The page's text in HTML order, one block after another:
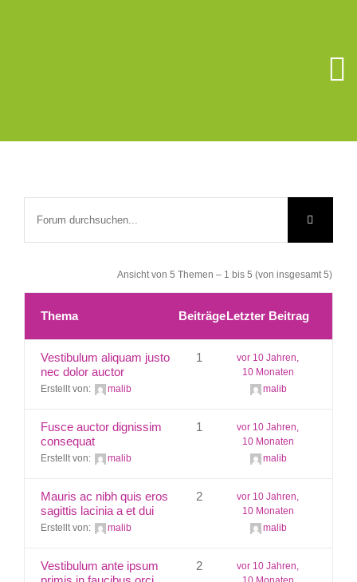
Schüler/
Ansicht von 5 Themen – 1 bis 5 (von insgesamt 5)
Thema BeiträgeLetzter Beitrag
Vestibulum aliquam justo
nec dolor auctor
Erstellt von: malib
1
vor 10 Jahren,
10 Monaten
malib
Fusce auctor dignissim
consequat
Erstellt von: malib
1
vor 10 Jahren,
10 Monaten
malib
Mauris ac nibh quis eros
sagittis lacinia a et dui
Erstellt von: malib
2
vor 10 Jahren,
10 Monaten
malib
Vestibulum ante ipsum
2
vor 10 Jahren,